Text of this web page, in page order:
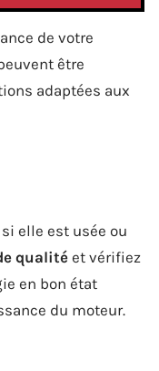
de votre
être
adaptées aux
elle est usée ou
qualité et vérifiez
en bon état
du moteur.